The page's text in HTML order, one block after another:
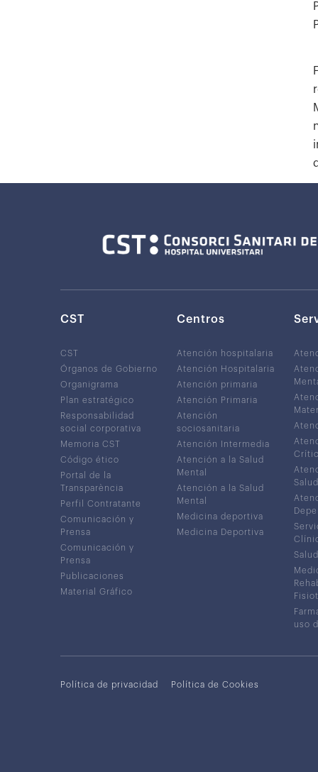
CST
CST
Órganos de Gobierno
Organigrama
Plan estratégico
Responsabilidad
social corporativa
Memoria CST
Código ético
Portal de la
Transparència
Perfil Contratante
Comunicación y
Prensa
Comunicación y
Prensa
Publicaciones
Material Gráfico
Centros
Atención hospitalaria
Atención Hospitalaria
Atención primaria
Atención Primaria
Atención
sociosanitaria
Atención Intermedia
Atención a la Salud
Mental
Atención a la Salud
Mental
Medicina deportiva
Medicina Deportiva
uso
Política de privacidad Política de Cookies